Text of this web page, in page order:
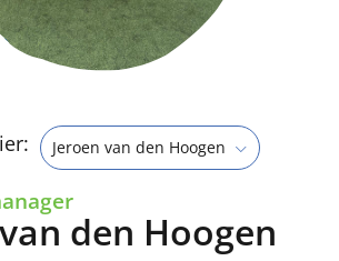
Jeroen van den Hoogen
den Hoogen